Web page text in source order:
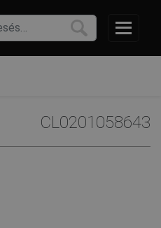
CL0201058643